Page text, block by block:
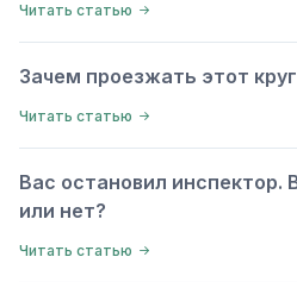
Читать статью
Зачем проезжать этот
Читать статью
Вас остановил
или нет?
Читать статью